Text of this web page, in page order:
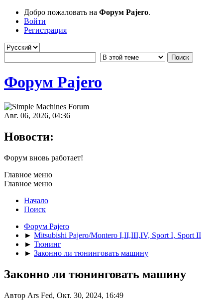
Добро пожаловать на Форум Pajero.
Войти
Регистрация
Форум Pajero
Авг. 06, 2026, 04:36
Новости:
Форум вновь работает!
Главное меню
Главное меню
Начало
Поиск
Форум Pajero
► Mitsubishi Pajero/Montero I,II,III,IV, Sport I, Sport II
► Тюнинг
► Законно ли тюнинговать машину
Законно ли тюнинговать машину
Автор Ars Fed, Окт. 30, 2024, 16:49